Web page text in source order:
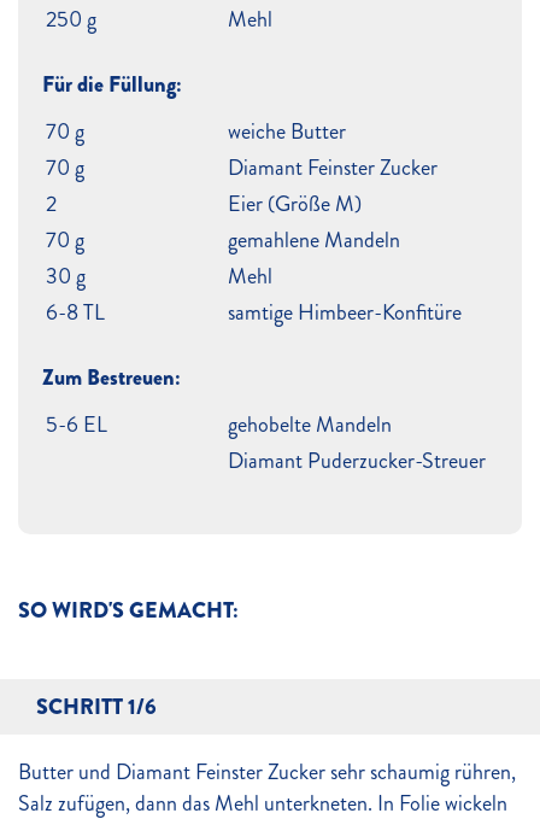
SO WIRD'S GEMACHT:
SCHRITT 1/6
Butter und Diamant Feinster Zucker sehr schaumig rühren,
Salz zufügen, dann das Mehl unterkneten. In Folie wickeln
250 g
Mehl
Für die Füllung:
70 g
weiche Butter
70 g
Diamant Feinster Zucker
2
Eier (Größe M)
70 g
gemahlene Mandeln
30 g
Mehl
6-8 TL
samtige Himbeer-Konfitüre
Zum Bestreuen:
5-6 EL
gehobelte Mandeln
Diamant Puderzucker-Streuer